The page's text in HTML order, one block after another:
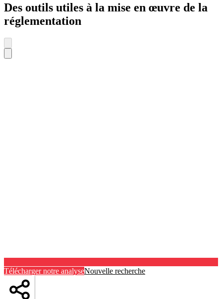
Des outils utiles à la mise en œuvre de la
réglementation
Télécharger notre analyseNouvelle recherche